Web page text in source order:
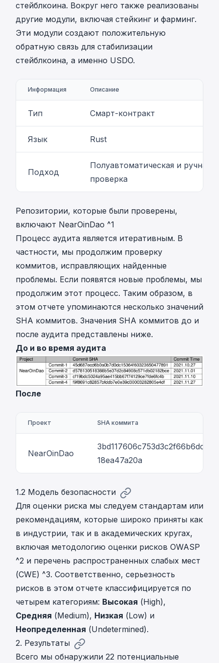
стейблкоина. Вокруг него также реализованы
другие модули, включая стейкинг и фарминг.
Эти модули создают положительную
обратную связь для стабилизации
стейблкоина, а именно USDO.
Информация Описание
Тип Смарт-контракт
Язык Rust
Подход
Полуавтоматическая и ручная
проверка
Репозитории, которые были проверены,
включают NearOinDao ^1
Процесс аудита является итеративным. В
частности, мы продолжим проверку
коммитов, исправляющих найденные
проблемы. Если появятся новые проблемы, мы
продолжим этот процесс. Таким образом, в
этом отчете упоминаются несколько значений
SHA коммитов. Значения SHA коммитов до и
после аудита представлены ниже.
До и во время аудита
После
Проект SHA коммита
NearOinDao
18ea47a20a
1.2 Модель безопасности
Для оценки риска мы следуем стандартам или
рекомендациям, которые широко приняты как
в индустрии, так и в академических кругах,
включая методологию оценки рисков OWASP
^2 и перечень распространенных слабых мест
(CWE) ^3. Соответственно, серьезность
рисков в этом отчете классифицируется по
четырем категориям: Высокая (High),
Средняя (Medium), Низкая (Low) и
Неопределенная (Undetermined).
2. Результаты
Всего мы обнаружили 22 потенциальные